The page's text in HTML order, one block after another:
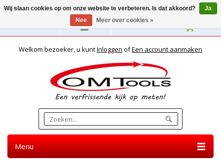
Nederlands
Welkom bezoeker, u kuntInloggen ofEen account aanmaken
Menu
Wij slaan cookies op om onze website te verbeteren. Is dat akkoord?
Ja
Nee
Meer over cookies »